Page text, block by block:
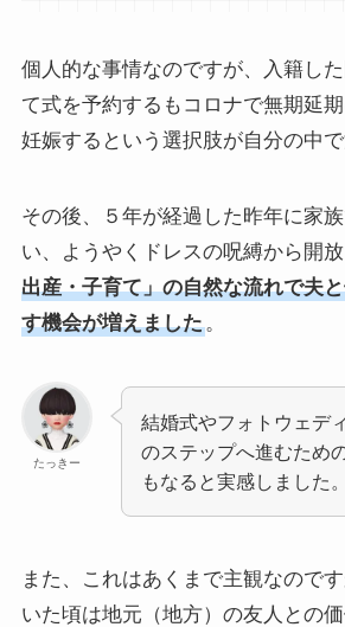
個人的な事情なのですが、入籍し
て式を予約するもコロナで無期延期
妊娠するという選択肢が自分の中で
その後、５年が経過した昨年に家
い、ようやくドレスの呪縛から開
出産・子育て」の自然な流れで夫
す機会が増えました。
たっきー
結婚式やフォトウェデ
のステップへ進むため
もなると実感しました。
また、これはあくまで主観なので
いた頃は地元（地方）の友人との